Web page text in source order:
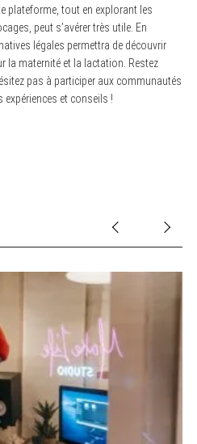
plateforme, tout en explorant les
peut s’avérer très utile. En
légales permettra de découvrir
la maternité et la lactation. Restez
pas à participer aux communautés
et conseils !